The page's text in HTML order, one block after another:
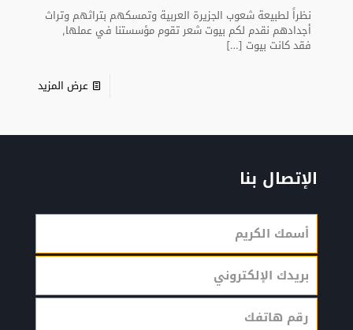
نظراً لطبيعة شعوب الجزيرة العربية وتمسكهم بتراثهم وتراث
أجدادهم نقدم لكم بيوت شعر تقوم مؤسستنا في عملها,
فقد كانت بيوت […]
عرض المزيد
الإتصال بنا